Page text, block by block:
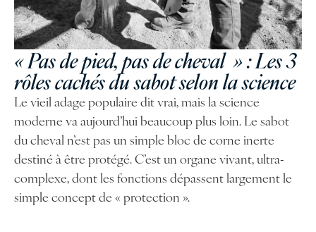
« Pas de pied, pas de cheval » : Les 3
rôles cachés du sabot selon la science
Le vieil adage populaire dit vrai, mais la science
moderne va aujourd’hui beaucoup plus loin. Le sabot
du cheval n’est pas un simple bloc de corne inerte
destiné à être protégé. C’est un organe vivant, ultra-
complexe, dont les fonctions dépassent largement le
simple concept de « protection ».